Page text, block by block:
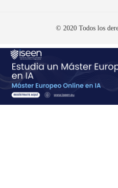
© 2020 Todos los